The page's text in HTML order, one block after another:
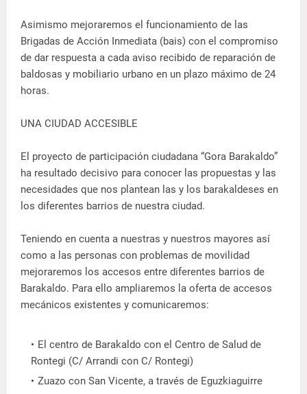
Asimismo mejoraremos el funcionamiento de las
Brigadas de Acción Inmediata (bais) con el compromiso
de dar respuesta a cada aviso recibido de reparación de
baldosas y mobiliario urbano en un plazo máximo de 24
horas.
UNA CIUDAD ACCESIBLE
El proyecto de participación ciudadana “Gora Barakaldo”
ha resultado decisivo para conocer las propuestas y las
necesidades que nos plantean las y los barakaldeses en
los diferentes barrios de nuestra ciudad.
Teniendo en cuenta a nuestras y nuestros mayores así
como a las personas con problemas de movilidad
mejoraremos los accesos entre diferentes barrios de
Barakaldo. Para ello ampliaremos la oferta de accesos
mecánicos existentes y comunicaremos:
El centro de Barakaldo con el Centro de Salud de
Rontegi (C/ Arrandi con C/ Rontegi)
Zuazo con San Vicente, a través de Eguzkiaguirre